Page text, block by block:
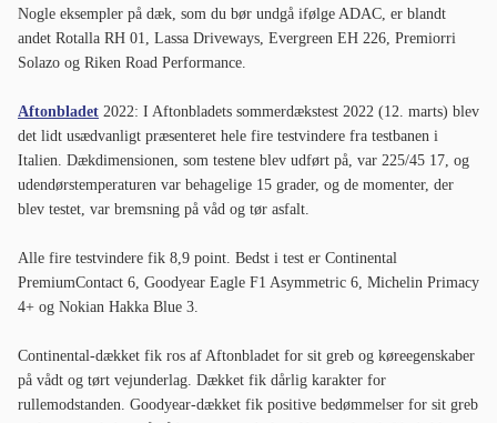
Nogle eksempler på dæk, som du bør undgå ifølge ADAC, er blandt
andet Rotalla RH 01, Lassa Driveways, Evergreen EH 226, Premiorri
Solazo og Riken Road Performance.
Aftonbladet 2022: I Aftonbladets sommerdækstest 2022 (12. marts) blev
det lidt usædvanligt præsenteret hele fire testvindere fra testbanen i
Italien. Dækdimensionen, som testene blev udført på, var 225/45 17, og
udendørstemperaturen var behagelige 15 grader, og de momenter, der
blev testet, var bremsning på våd og tør asfalt.
Alle fire testvindere fik 8,9 point. Bedst i test er Continental
PremiumContact 6, Goodyear Eagle F1 Asymmetric 6, Michelin Primacy
4+ og Nokian Hakka Blue 3.
Continental-dækket fik ros af Aftonbladet for sit greb og køreegenskaber
på vådt og tørt vejunderlag. Dækket fik dårlig karakter for
rullemodstanden. Goodyear-dækket fik positive bedømmelser for sit greb